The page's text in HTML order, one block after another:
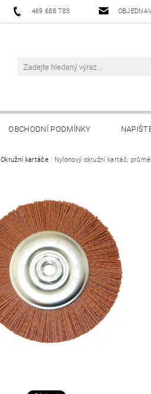
469 688 783
OBCHODNÍ PODMÍNKY
Okružní kartáče Nylonový okružní kartáč,